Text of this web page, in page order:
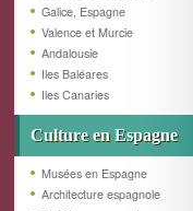
Galice, Espagne
Valence et Murcie
Andalousie
Iles Baléares
Iles Canaries
Culture en Espagne
Musées en Espagne
Architecture espagnole